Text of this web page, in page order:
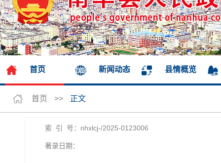
首页 新闻动态 县情概览
首页 >> 正文
索 引 号：nhxlcj-/2025-0123006
著录日期：